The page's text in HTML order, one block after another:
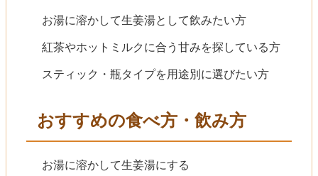
お湯に溶かして生姜湯として飲みたい方
紅茶やホットミルクに合う甘みを探している方
スティック・瓶タイプを用途別に選びたい方
おすすめの食べ方・飲み方
お湯に溶かして生姜湯にする